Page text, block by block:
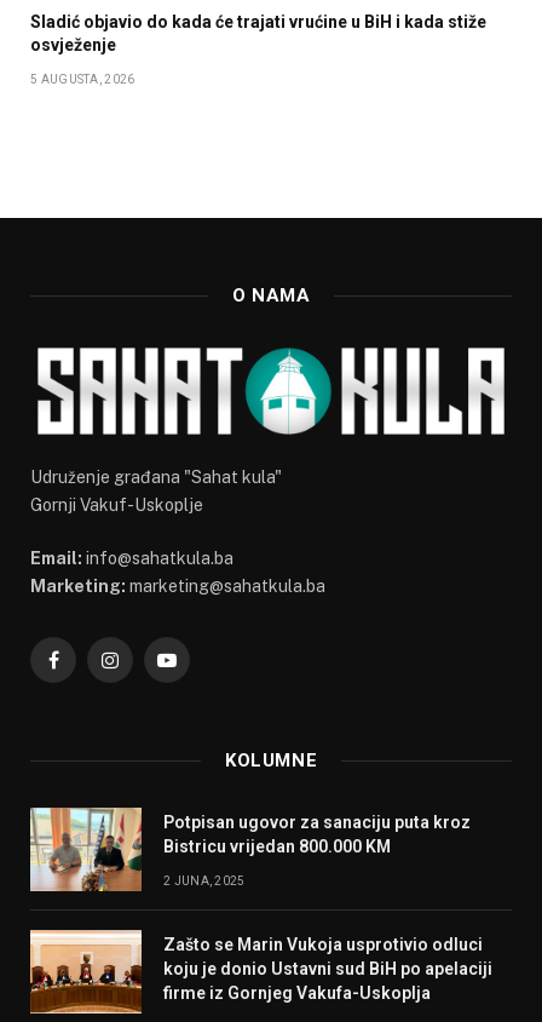
Sladić objavio do kada će trajati vrućine u BiH i kada stiže
osvježenje
5 AUGUSTA, 2026
O NAMA
Udruženje građana "Sahat kula"
Gornji Vakuf-Uskoplje
Email: info@sahatkula.ba
Marketing: marketing@sahatkula.ba
FacebookInstagramYouTube
KOLUMNE
Potpisan ugovor za sanaciju puta kroz
Bistricu vrijedan 800.000 KM
2 JUNA, 2025
Zašto se Marin Vukoja usprotivio odluci
koju je donio Ustavni sud BiH po apelaciji
firme iz Gornjeg Vakufa-Uskoplja